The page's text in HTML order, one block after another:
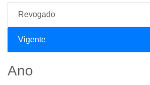
Revogado
Vigente
Ano